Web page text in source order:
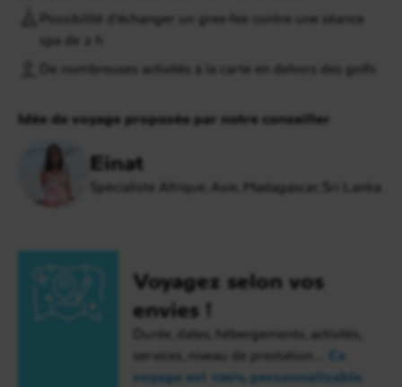
Possibilité d’échanger un gree-fee contre une séance
spa de 2 h
De nombreuses activités à la carte en dehors des golfs
Idée de voyage proposée par notre conseiller
Einat
Spécialiste Afrique, Asie, Madagascar, Sri Lanka
Voyagez selon vos
envies !
Durée, dates, hébergements, activités,
services, niveau de prestation…
Ce
voyage est 100% personnalisable